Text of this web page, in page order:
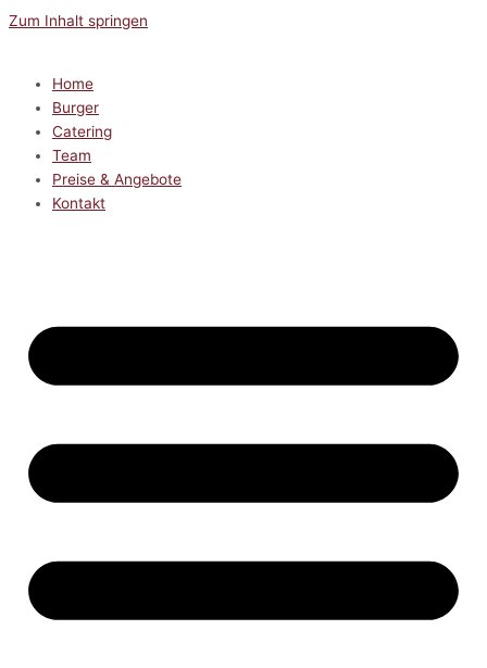
Zum Inhalt springen
Home
Burger
Catering
Team
Preise & Angebote
Kontakt